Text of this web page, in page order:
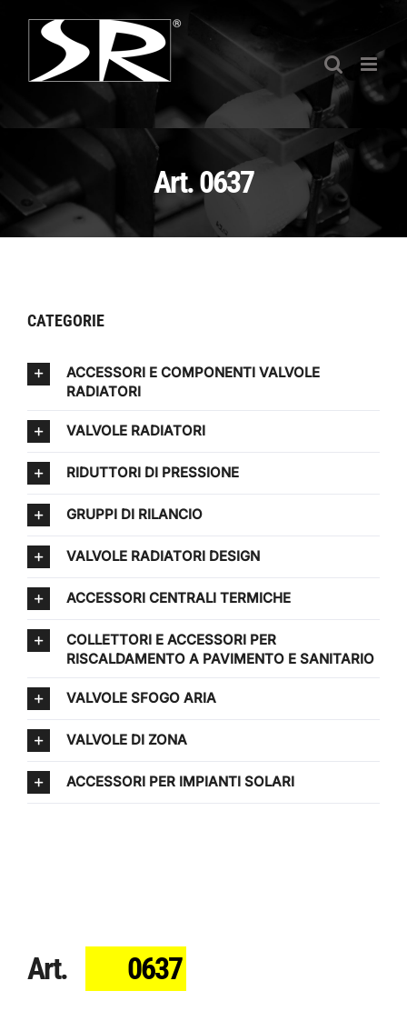
contenuto
Art. 0637
Art. 0637
CATEGORIE
ACCESSORI E COMPONENTI VALVOLE
RADIATORI
VALVOLE RADIATORI
RIDUTTORI DI PRESSIONE
GRUPPI DI RILANCIO
VALVOLE RADIATORI DESIGN
ACCESSORI CENTRALI TERMICHE
COLLETTORI E ACCESSORI PER
RISCALDAMENTO A PAVIMENTO E SANITARIO
VALVOLE SFOGO ARIA
VALVOLE DI ZONA
ACCESSORI PER IMPIANTI SOLARI